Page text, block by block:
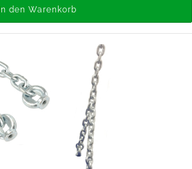
In den Warenkorb